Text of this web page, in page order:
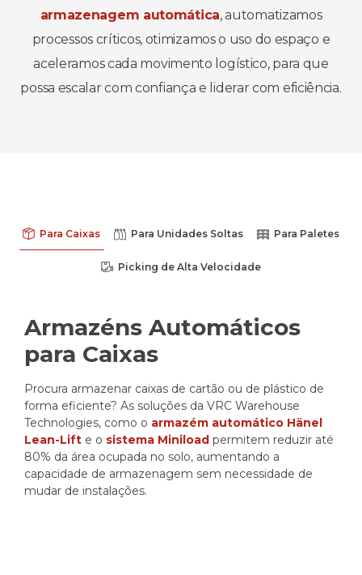
armazenagem automática, automatizamos
processos críticos, otimizamos o uso do espaço e
aceleramos cada movimento logístico, para que
possa escalar com confiança e liderar com eficiência.
Para Caixas Para Unidades Soltas Para Paletes
Picking de Alta Velocidade
Armazéns Automáticos
para Caixas
Procura armazenar caixas de cartão ou de plástico de
forma eficiente? As soluções da VRC Warehouse
Technologies, como o armazém automático Hänel
Lean-Lift e o sistema Miniload permitem reduzir até
80% da área ocupada no solo, aumentando a
capacidade de armazenagem sem necessidade de
mudar de instalações.